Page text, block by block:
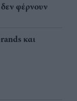
φέρνουν
και